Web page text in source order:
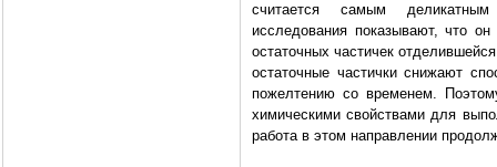
считается самым деликатным
исследования показывают, что
остаточных частичек
остаточные частички снижают
пожелтению со временем.
химическими свойствами для
работа в этом направлении